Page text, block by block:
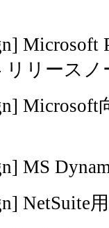
Microsoft
リリースノ
Microsoft
MS
NetSuite